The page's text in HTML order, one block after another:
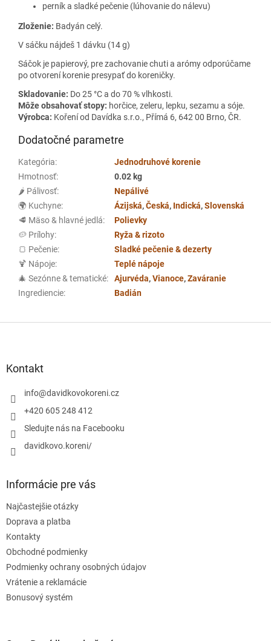
perník a sladké pečenie (lúhovanie do nálevu)
Zloženie: Badyán celý.
V sáčku nájdeš 1 dávku (14 g)
Sáčok je papierový, pre zachovanie chuti a arómy odporúčame
po otvorení korenie presypať do koreničky.
Skladovanie: Do 25 °C a do 70 % vlhkosti.
Môže obsahovať stopy: horčice, zeleru, lepku, sezamu a sóje.
Výrobca: Koření od Davídka s.r.o., Přímá 6, 642 00 Brno, ČR.
Dodatočné parametre
Kategória:
Jednodruhové korenie
Hmotnosť:
0.02 kg
🌶️ Pálivosť:
Nepálivé
🌍 Kuchyne: Ázijská,Česká, Indická,Slovenská
🥩 Mäso & hlavné jedlá:
Polievky
🥔 Prílohy:
Ryža & rizoto
🍞 Pečenie:
Sladké pečenie & dezerty
🍹 Nápoje:
Teplé nápoje
🎄 Sezónne & tematické: Ajurvéda,Vianoce,Zaváranie
Ingrediencie: Badián
Kontakt
info@davidkovokoreni.cz
+420 605 248 412
Sledujte nás na Facebooku
davidkovo.koreni/
Informácie pre vás
Najčastejšie otázky
Doprava a platba
Kontakty
Obchodné podmienky
Podmienky ochrany osobných údajov
Vrátenie a reklamácie
Bonusový systém